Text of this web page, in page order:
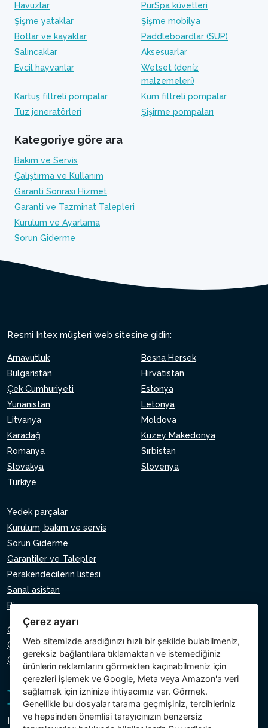
Havuzlar
PurSpa küvetleri
Şişme yataklar
Şişme mobilya
Botlar ve kayaklar
Paddleboardlar (SUP)
Salıncaklar
Aksesuarlar
Evcil hayvanlar
Wetset (deni̇z
malzemeleri̇)
Kartuş filtreli pompalar
Kum filtreli pompalar
Tuz jeneratörleri
Şişirme pompaları
Kategoriye göre ara
Bakım ve Servis
Çalıştırma ve Kullanım
Garanti Sonrası Hizmet
Garanti ve Tazminat Talepleri
Kurulum ve Ayarlama
Sorun Giderme
Resmi Intex müşteri web sitesine gidin:
Arnavutluk
Bosna Hersek
Bulgaristan
Hırvatistan
Çek Cumhuriyeti
Estonya
Yunanistan
Letonya
Litvanya
Moldova
Karadağ
Kuzey Makedonya
Romanya
Sırbistan
Slovakya
Slovenya
Türkiye
Yedek parçalar
Kurulum, bakım ve servis
Sorun Giderme
Garantiler ve Talepler
Perakendecilerin listesi
Sanal asistan
Bize yazın
Gizlilik Politikası
Çerez Politikası
Çerezlerin ayarı
Intex Trading, s.r.o.
Çerez ayarı
Web sitemizde aradığınızı hızlı bir şekilde bulabilmeniz,
gereksiz bağlantılara tıklamaktan ve istemediğiniz
ürünlerin reklamlarını görmekten kaçınabilmeniz için
çerezleri işlemek ve Google, Meta veya Amazon'a veri
sağlamak için izninize ihtiyacımız var. Görmek.
Genellikle bu dosyalar tarama geçmişiniz, tercihleriniz
ve hepsinden önemlisi tarayıcınızın benzersiz